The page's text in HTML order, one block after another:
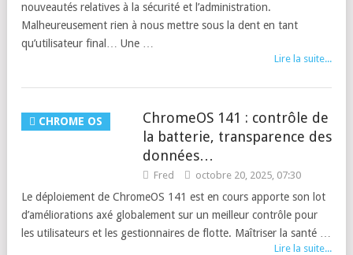
nouveautés relatives à la sécurité et l’administration.
Malheureusement rien à nous mettre sous la dent en tant
qu’utilisateur final… Une …
Lire la suite...
CHROME OS
ChromeOS 141 : contrôle de
la batterie, transparence des
données…
Fred octobre 20, 2025, 07:30
Le déploiement de ChromeOS 141 est en cours apporte son lot
d’améliorations axé globalement sur un meilleur contrôle pour
les utilisateurs et les gestionnaires de flotte. Maîtriser la santé …
Lire la suite...